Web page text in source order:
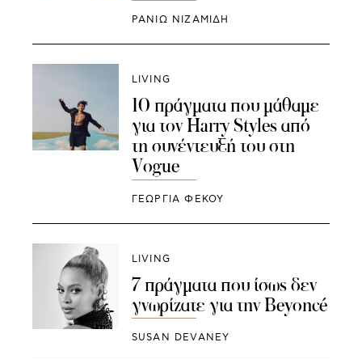
ΡΑΝΙΏ ΝΙΖΑΜΊΔΗ
LIVING
10 πράγματα που μάθαμε
για τον Harry Styles από
τη συνέντευξή του στη
Vogue
ΓΕΩΡΓΙΑ ΦΕΚΟΥ
LIVING
7 πράγματα που ίσως δεν
γνωρίζατε για την Beyoncé
SUSAN DEVANEY